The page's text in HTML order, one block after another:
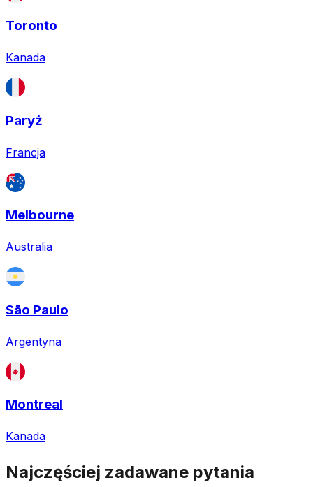
Toronto
Kanada
Paryż
Francja
Melbourne
Australia
São Paulo
Argentyna
Montreal
Kanada
Najczęściej zadawane pytania